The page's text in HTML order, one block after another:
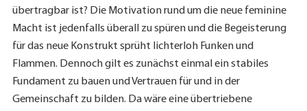
übertragbar ist? Die Motivation rund um die neue feminine
Macht ist jedenfalls überall zu spüren und die Begeisterung
für das neue Konstrukt sprüht lichterloh Funken und
Flammen. Dennoch gilt es zunächst einmal ein stabiles
Fundament zu bauen und Vertrauen für und in der
Gemeinschaft zu bilden. Da wäre eine übertriebene